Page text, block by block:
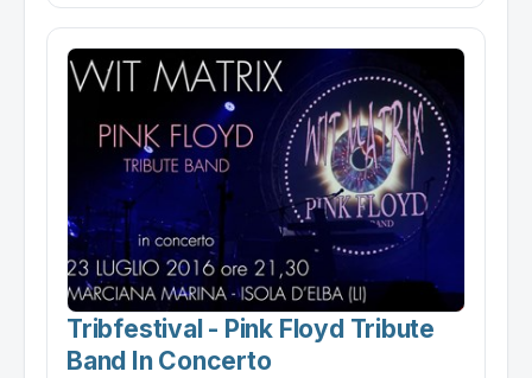
Tribfestival - Pink Floyd Tribute
Band In Concerto